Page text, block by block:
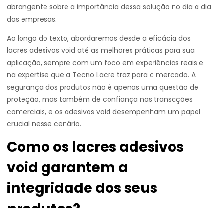
abrangente sobre a importância dessa solução no dia a dia
das empresas.
Ao longo do texto, abordaremos desde a eficácia dos
lacres adesivos void até as melhores práticas para sua
aplicação, sempre com um foco em experiências reais e
na expertise que a Tecno Lacre traz para o mercado. A
segurança dos produtos não é apenas uma questão de
proteção, mas também de confiança nas transações
comerciais, e os adesivos void desempenham um papel
crucial nesse cenário.
Como os lacres adesivos
void garantem a
integridade dos seus